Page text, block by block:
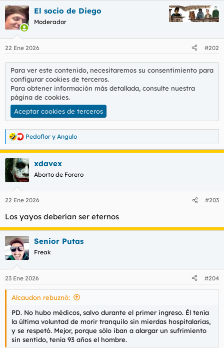
a
c
c
i
e
El socio de Diego
Moderador
22 Ene 2026 #202
Para ver este contenido, necesitaremos su consentimiento para
configurar cookies de terceros.
Para obtener información más detallada, consulte nuestra
página de cookies.
Aceptar cookies de terceros
R
e
a
c
c
e
:
Pedoflor y Angulo
xdavex
Aborto de Forero
22 Ene 2026 #203
Los yayos deberían ser eternos
Senior Putas
Freak
23 Ene 2026 #204
Alcaudon rebuznó:
PD. No hubo médicos, salvo durante el primer ingreso. Él tenía
la última voluntad de morir tranquilo sin mierdas hospitalarias,
y se respetó. Mejor, porque sólo iban a alargar un sufrimiento
sin sentido, tenía 93 años el hombre.